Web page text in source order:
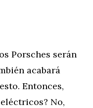
Porsches serán
acabará
Entonces,
No,